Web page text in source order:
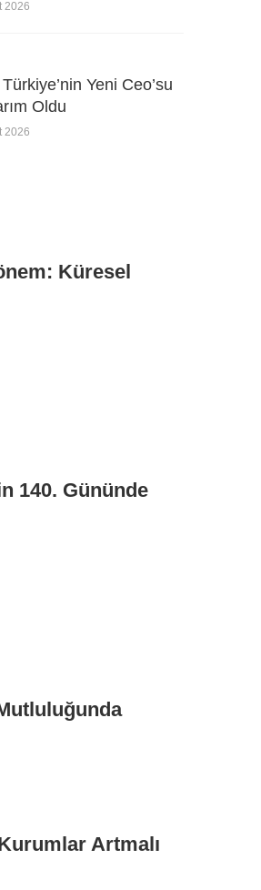
2026
Yeni Ceo’su
Oldu
2026
Küresel
140. Gününde
Artmalı